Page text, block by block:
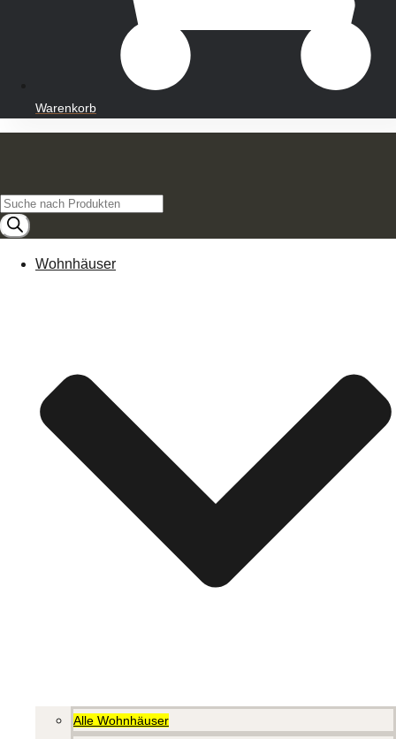
Warenkorb
Products
search
Wohnhäuser
Alle Wohnhäuser